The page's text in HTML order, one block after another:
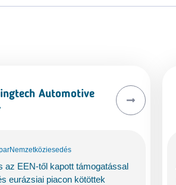
Automotive
Nemzetköziesedés
az EEN-től kapott támogatással
eurázsiai piacon kötöttek